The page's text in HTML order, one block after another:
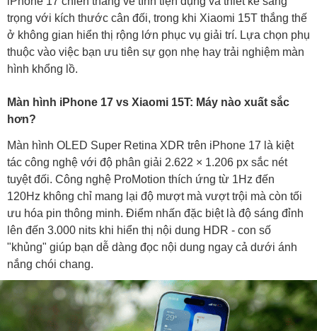
trọng với kích thước cân đối, trong khi Xiaomi 15T thắng thế
ở không gian hiển thị rộng lớn phục vụ giải trí. Lựa chọn phụ
thuộc vào việc bạn ưu tiên sự gọn nhẹ hay trải nghiệm màn
hình khổng lồ.
Màn hình iPhone 17 vs Xiaomi 15T: Máy nào xuất sắc
hơn?
Màn hình OLED Super Retina XDR trên iPhone 17 là kiệt
tác công nghệ với độ phân giải 2.622 × 1.206 px sắc nét
tuyệt đối. Công nghệ ProMotion thích ứng từ 1Hz đến
120Hz không chỉ mang lại độ mượt mà vượt trội mà còn tối
ưu hóa pin thông minh. Điểm nhấn đặc biệt là độ sáng đỉnh
lên đến 3.000 nits khi hiển thị nội dung HDR - con số
"khủng" giúp bạn dễ dàng đọc nội dung ngay cả dưới ánh
nắng chói chang.